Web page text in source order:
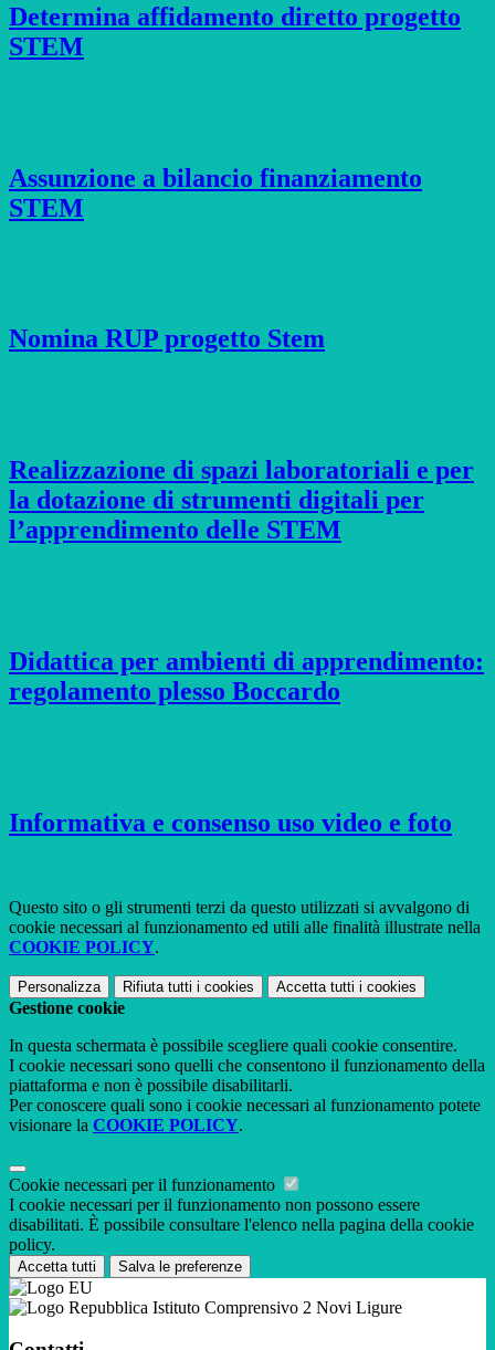
Determina affidamento diretto progetto
STEM
Assunzione a bilancio finanziamento
STEM
Nomina RUP progetto Stem
Realizzazione di spazi laboratoriali e per
la dotazione di strumenti digitali per
l’apprendimento delle STEM
Didattica per ambienti di apprendimento:
regolamento plesso Boccardo
Informativa e consenso uso video e foto
Questo sito o gli strumenti terzi da questo utilizzati si avvalgono di
cookie necessari al funzionamento ed utili alle finalità illustrate nella
COOKIE POLICY.
Personalizza Rifiuta tutti i cookies Accetta tutti i cookies
Gestione cookie
In questa schermata è possibile scegliere quali cookie consentire.
I cookie necessari sono quelli che consentono il funzionamento della
piattaforma e non è possibile disabilitarli.
Per conoscere quali sono i cookie necessari al funzionamento potete
visionare la COOKIE POLICY.
Cookie necessari per il funzionamento
I cookie necessari per il funzionamento non possono essere
disabilitati. È possibile consultare l'elenco nella pagina della cookie
policy.
Accetta tutti Salva le preferenze
Istituto Comprensivo 2 Novi Ligure